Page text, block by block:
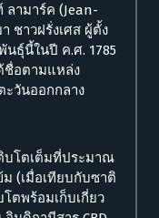
ามาร์ค (Jean-
ชาวฝรั่งเศส ผู้ตั้ง
ธุ์นี้ในปี ค.ศ. 1785
ชื่อตามแหล่ง
วันออกกลาง
บโตเต็มที่ประมาณ
ม (เมื่อเทียบกับซาติ
โตพร้อมเก็บเกี่ยว